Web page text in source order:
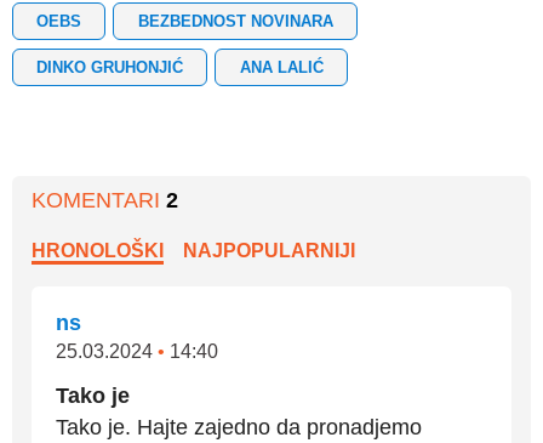
OEBS BEZBEDNOST NOVINARA
DINKO GRUHONJIĆ ANA LALIĆ
KOMENTARI 2
HRONOLOŠKI NAJPOPULARNIJI
ns
25.03.2024 • 14:40
Tako je
Tako je. Hajte zajedno da pronadjemo